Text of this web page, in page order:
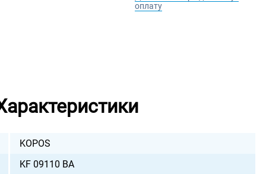
оплату
KOPOS
KF 09110 BA